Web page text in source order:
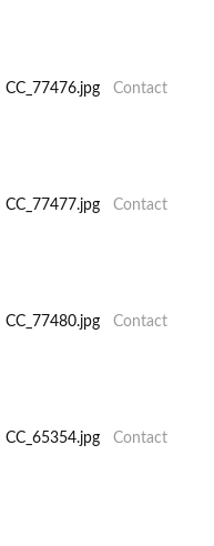
CC_77476.jpg Contact
CC_77477.jpg Contact
CC_77480.jpg Contact
CC_65354.jpg Contact